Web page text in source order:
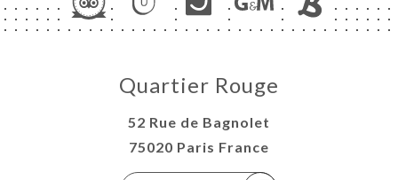
Quartier Rouge
52 Rue de Bagnolet
75020 Paris France